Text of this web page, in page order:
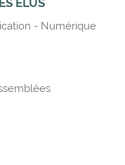
- Numérique